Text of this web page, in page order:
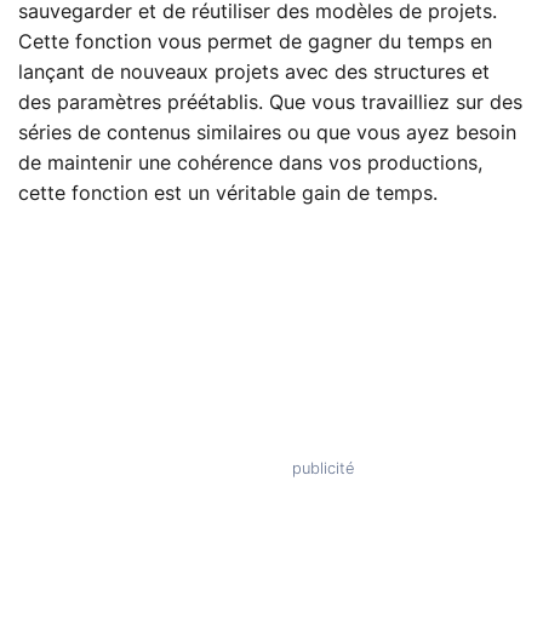
sauvegarder et de réutiliser des modèles de projets.
Cette fonction vous permet de gagner du temps en
lançant de nouveaux projets avec des structures et
des paramètres préétablis. Que vous travailliez sur des
séries de contenus similaires ou que vous ayez besoin
de maintenir une cohérence dans vos productions,
cette fonction est un véritable gain de temps.